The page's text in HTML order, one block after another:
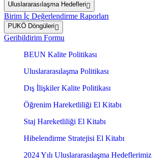
Uluslararasılaşma Hedefleri
Birim İç Değerlendirme Raporları
PUKÖ Döngüleri
Geribildirim Formu
BEUN Kalite Politikası
Uluslararasılaşma Politikası
Dış İlişkiler Kalite Politikası
Öğrenim Hareketliliği El Kitabı
Staj Hareketliliği El Kitabı
Hibelendirme Stratejisi El Kitabı
2024 Yılı Uluslararasılaşma Hedeflerimiz